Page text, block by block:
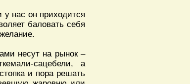
нас он приходится
баловать себя
несут на рынок –
сацебели, а
и пора решать